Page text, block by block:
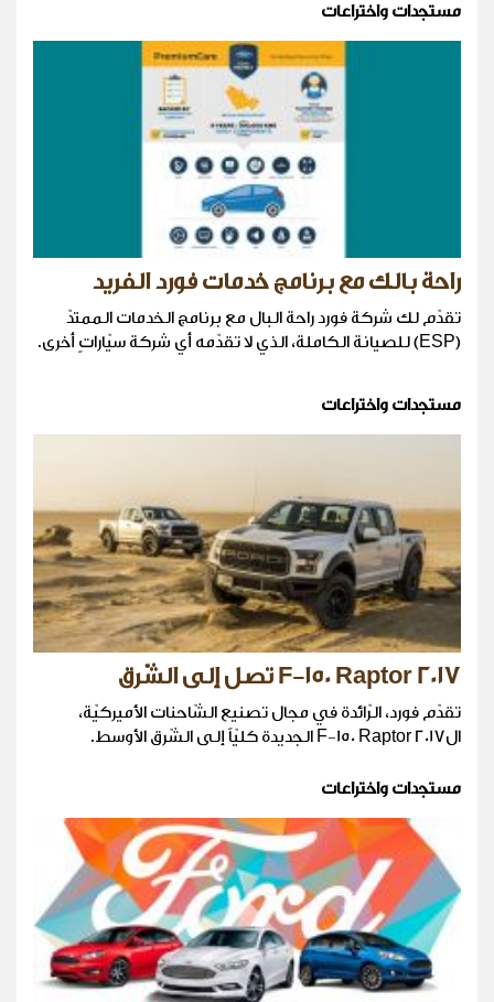
مستجدات واختراعات
راحة بالك مع برنامج خدمات فورد الفريد
تقدّم لك شركة فورد راحة البال مع برنامج الخدمات الممتدّ
(ESP) للصيانة الكاملة، الذي لا تقدّمه أي شركة سيّاراتٍ أخرى.
مستجدات واختراعات
2017 F-150 Raptor تصل إلى الشّرق
تقدّم فورد، الرّائدة في مجال تصنيع الشّاحنات الأميركيّة،
ال2017 F-150 Raptor الجديدة كليّاً إلى الشّرق الأوسط.
مستجدات واختراعات